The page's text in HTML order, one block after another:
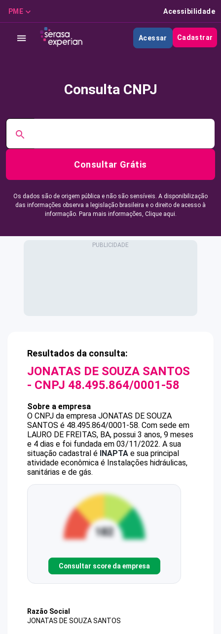
PME Acessibilidade
Acessar Cadastrar
Consulta CNPJ
Consultar Grátis
Os dados são de origem pública e não são sensíveis. A disponibilização
das informações observa a legislação brasileira e o direito de acesso à
informação. Para mais informações, Clique aqui.
Resultados da consulta:
JONATAS DE SOUZA SANTOS
- CNPJ 48.495.864/0001-58
Sobre a empresa
O CNPJ da empresa JONATAS DE SOUZA
SANTOS é 48.495.864/0001-58. Com sede em
LAURO DE FREITAS, BA, possui 3 anos, 9 meses
e 4 dias e foi fundada em 03/11/2022. A sua
situação cadastral é INAPTA e sua principal
atividade econômica é Instalações hidráulicas,
sanitárias e de gás.
Consultar score da empresa
Razão Social
JONATAS DE SOUZA SANTOS